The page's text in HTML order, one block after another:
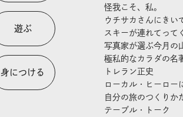
遊ぶ
身につける
怪我こそ、私。
ウチサカさんにきい
スキーが連れてって
写真家が選ぶ今月の
極私的なカラダの名
トレラン正史
ローカル・ヒーロー
自分の旅のつくりか
テーブル・トーク